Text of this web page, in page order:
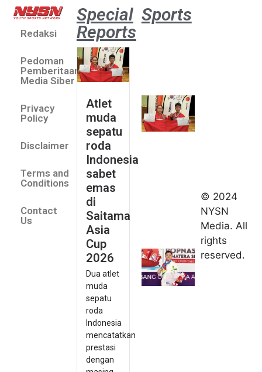
Redaksi
Pedoman
Pemberitaan
Media Siber
Privacy
Policy
Disclaimer
Terms and
Conditions
Contact
Us
Special
Reports
Atlet
muda
sepatu
roda
Indonesia
sabet
emas
di
Saitama
Asia
Cup
2026
Dua atlet
muda
sepatu
roda
Indonesia
mencatatkan
prestasi
dengan
Sports
2026
Indonesia
kirim tiga
lifter
muda ke
© 2024
NYSN
Media. All
rights
reserved.